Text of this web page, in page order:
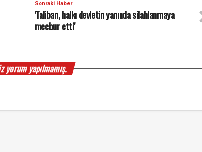
Sonraki Haber
'Taliban, halkı devletin yanında silahlanmaya
mecbur etti'
yorum yapılmamış.